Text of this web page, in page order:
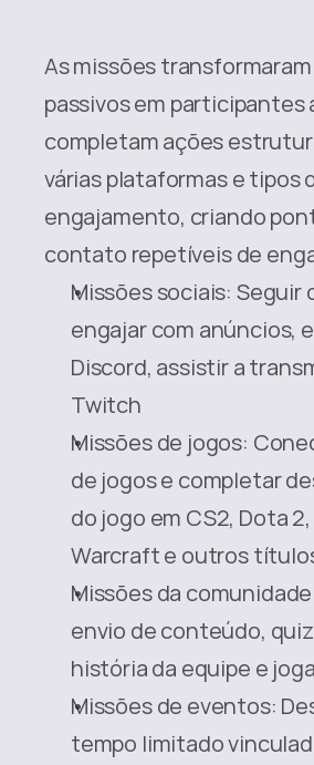
As missões
passivos em participantes
completam ações
várias plataformas e tipos
engajamento, criando
contato repetíveis de
Missões sociais: Seguir
engajar com anúncios,
Discord, assistir a
Twitch
Missões de jogos:
de jogos e completar
do jogo em CS2, Dota
Warcraft e outros
Missões da
envio de conteúdo,
história da equipe e
Missões de eventos:
tempo limitado